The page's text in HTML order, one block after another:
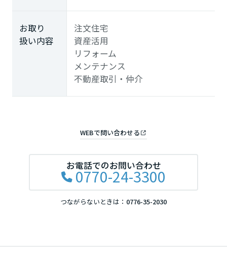
お取り
扱い内容
注文住宅
資産活用
リフォーム
メンテナンス
不動産取引・仲介
WEBで問い合わせる
お電話でのお問い合わせ
0770-24-3300
つながらないときは： 0776-35-2030
高知県